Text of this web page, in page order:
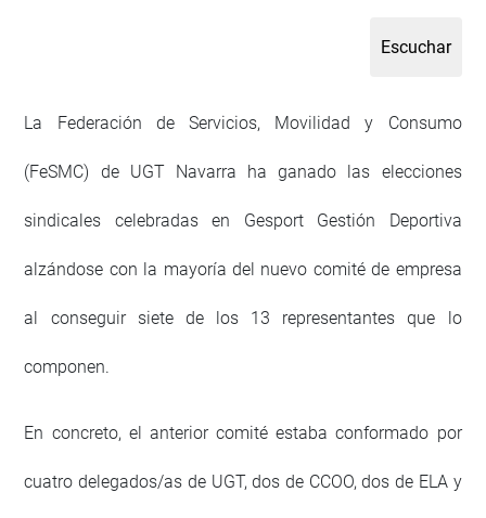
La Federación de Servicios, Movilidad y Consumo
(FeSMC) de UGT Navarra ha ganado las elecciones
sindicales celebradas en Gesport Gestión Deportiva
alzándose con la mayoría del nuevo comité de empresa
al conseguir siete de los 13 representantes que lo
componen.
En concreto, el anterior comité estaba conformado por
cuatro delegados/as de UGT, dos de CCOO, dos de ELA y